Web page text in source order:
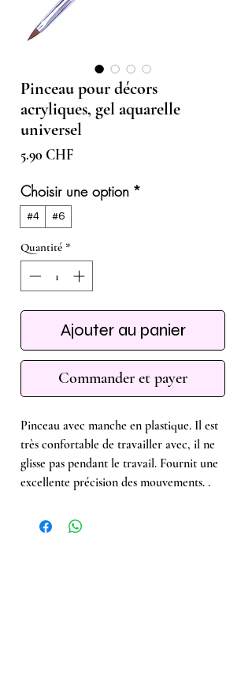
Pinceau pour décors
acryliques, gel aquarelle
universel
5.90 CHFPrix
Choisir une option *
#4 #6
Quantité *
Ajouter au panier
Commander et payer
Pinceau avec manche en plastique. Il est
très confortable de travailler avec, il ne
glisse pas pendant le travail. Fournit une
excellente précision des mouvements. .